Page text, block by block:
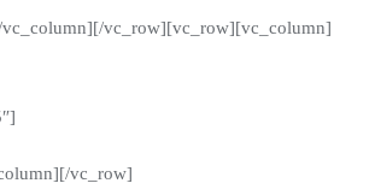
vc_row][vc_row][vc_column]
vc_row]